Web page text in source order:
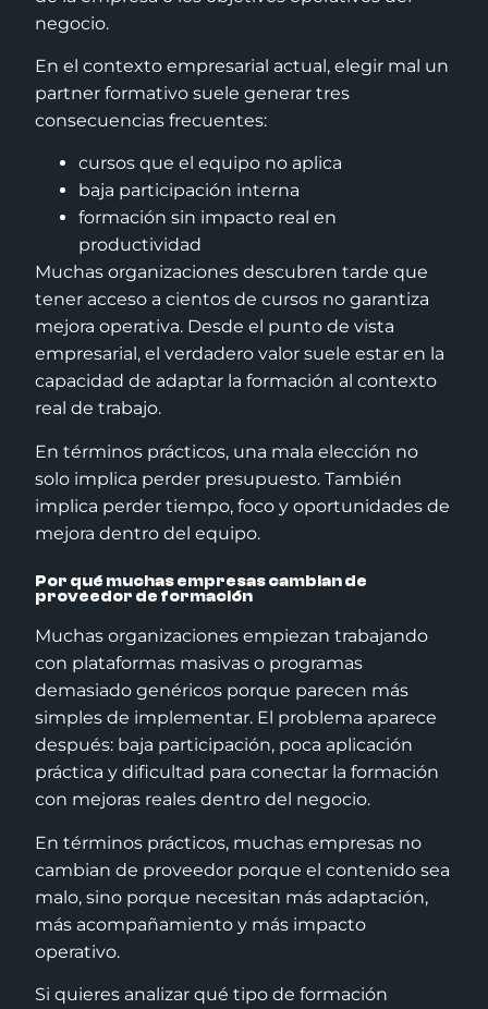
negocio.
En el contexto empresarial actual, elegir mal un
partner formativo suele generar tres
consecuencias frecuentes:
cursos que el equipo no aplica
baja participación interna
formación sin impacto real en
productividad
Muchas organizaciones descubren tarde que
tener acceso a cientos de cursos no garantiza
mejora operativa. Desde el punto de vista
empresarial, el verdadero valor suele estar en la
capacidad de adaptar la formación al contexto
real de trabajo.
En términos prácticos, una mala elección no
solo implica perder presupuesto. También
implica perder tiempo, foco y oportunidades de
mejora dentro del equipo.
Por qué muchas empresas cambian de
proveedor de formación
Muchas organizaciones empiezan trabajando
con plataformas masivas o programas
demasiado genéricos porque parecen más
simples de implementar. El problema aparece
después: baja participación, poca aplicación
práctica y dificultad para conectar la formación
con mejoras reales dentro del negocio.
En términos prácticos, muchas empresas no
cambian de proveedor porque el contenido sea
malo, sino porque necesitan más adaptación,
más acompañamiento y más impacto
operativo.
Si quieres analizar qué tipo de formación